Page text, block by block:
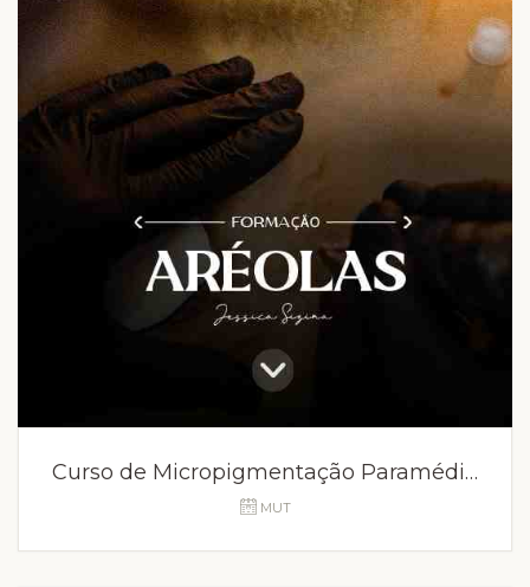
Curso de Micropigmentação Paramédica SP
MUT